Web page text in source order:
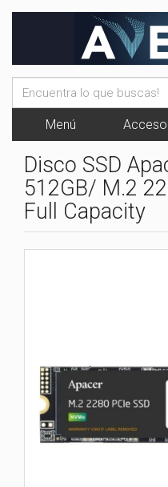
Menú Acceso
Disco SSD
512GB/ M.2
Full Capacity